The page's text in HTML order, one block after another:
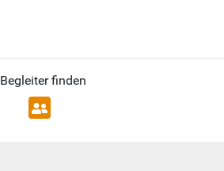
Begleiter finden